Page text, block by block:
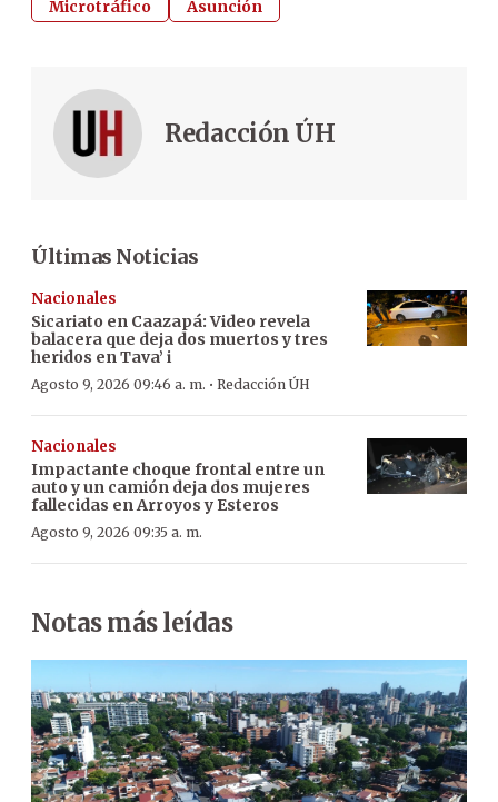
Microtráfico
Asunción
Redacción ÚH
Últimas Noticias
Nacionales
Sicariato en Caazapá: Video revela
balacera que deja dos muertos y tres
heridos en Tava’ i
Agosto 9, 2026 09:46 a. m. · Redacción ÚH
Nacionales
Impactante choque frontal entre un
auto y un camión deja dos mujeres
fallecidas en Arroyos y Esteros
Agosto 9, 2026 09:35 a. m.
Notas más leídas